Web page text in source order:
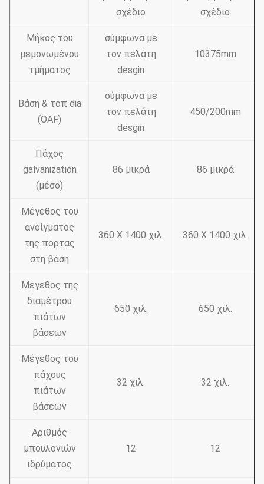
σχέδιο
σχέδιο
Μήκος του
μεμονωμένου
τμήματος
σύμφωνα με
τον πελάτη
desgin
10375mm
Βάση & τοπ dia
(OAF)
σύμφωνα με
τον πελάτη
desgin
450/200mm
Πάχος
galvanization
(μέσο)
86 μικρά 86 μικρά
Μέγεθος του
ανοίγματος
της πόρτας
στη βάση
360 X 1400 χιλ. 360 X 1400 χιλ.
Μέγεθος της
διαμέτρου
πιάτων
βάσεων
650 χιλ. 650 χιλ.
Μέγεθος του
πάχους
πιάτων
βάσεων
32 χιλ. 32 χιλ.
Αριθμός
μπουλονιών
ιδρύματος
12 12